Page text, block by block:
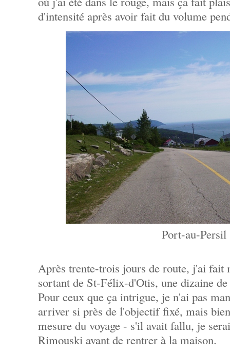
d'intensité après avoir fait du volume
Port-au-Persil
Après trente-trois jours de route, j'ai fait
sortant de St-Félix-d'Otis, une dizaine
Pour ceux que ça intrigue, je n'ai pas
arriver si près de l'objectif fixé, mais
mesure du voyage - s'il avait fallu, je
Rimouski avant de rentrer à la maison.